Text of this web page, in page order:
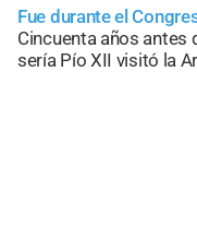
Fue durante el
Cincuenta años antes
sería Pío XII visitó la